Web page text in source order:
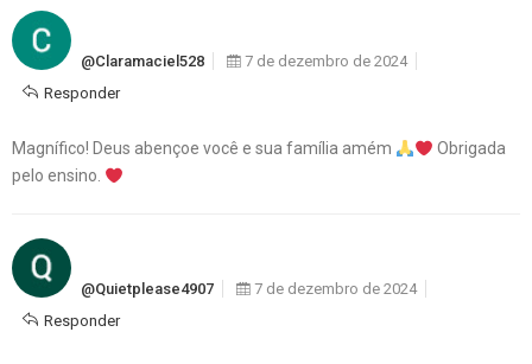
@claramaciel528
7 de dezembro de 2024
Responder
Magnífico! Deus abençoe você e sua família amém
Obrigada
pelo ensino.
@quietplease4907
7 de dezembro de 2024
Responder